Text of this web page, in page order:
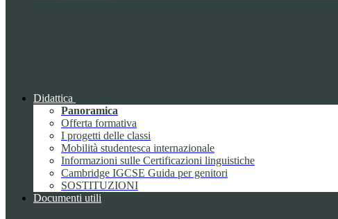
Didattica
Panoramica
Offerta formativa
I progetti delle classi
Mobilità studentesca internazionale
Informazioni sulle Certificazioni linguistiche
Cambridge IGCSE Guida per genitori
SOSTITUZIONI
Documenti utili